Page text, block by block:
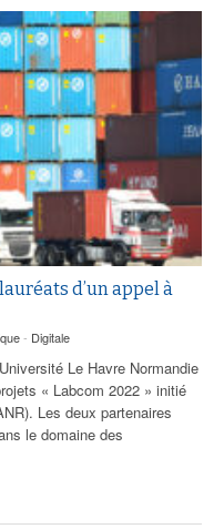
d’un appel à
- Digitale
Le Havre Normandie
« Labcom 2022 » initié
Les deux partenaires
le domaine des